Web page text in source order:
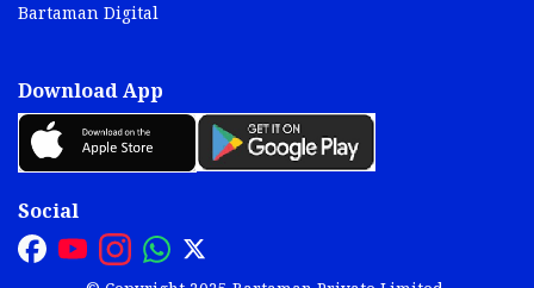
Bartaman Digital
Download App
Social